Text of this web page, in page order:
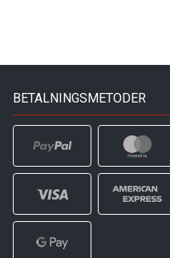
BETALNINGSMETODER